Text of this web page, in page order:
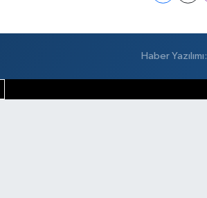
Haber Yazılımı: